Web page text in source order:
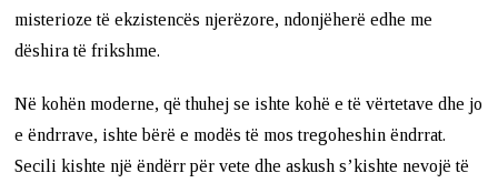
misterioze të ekzistencës njerëzore, ndonjëherë edhe me
dëshira të frikshme.
Në kohën moderne, që thuhej se ishte kohë e të vërtetave dhe jo
e ëndrrave, ishte bërë e modës të mos tregoheshin ëndrrat.
Secili kishte një ëndërr për vete dhe askush s’kishte nevojë të